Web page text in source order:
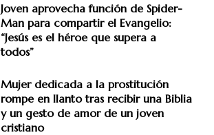
Joven aprovecha función de Spider-
Man para compartir el Evangelio:
“Jesús es el héroe que supera a
todos”
Mujer dedicada a la prostitución
rompe en llanto tras recibir una Biblia
y un gesto de amor de un joven
cristiano